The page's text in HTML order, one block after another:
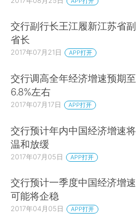
交行副行长王江履新江苏省副
省长
2017年07月21日 APP打开
交行调高全年经济增速预期至
6.8%左右
2017年07月17日 APP打开
交行预计年内中国经济增速将
温和放缓
2017年07月05日 APP打开
交行预计一季度中国经济增速
可能将企稳
2017年04月05日 APP打开